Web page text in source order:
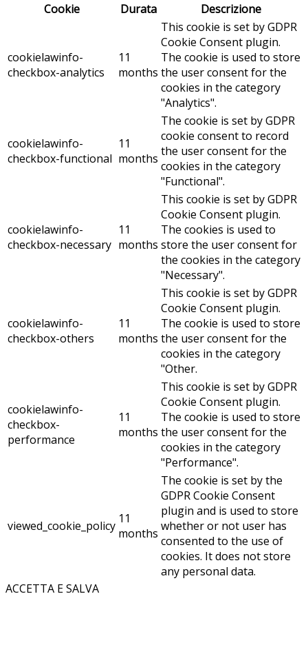
Cookie
Durata Descrizione
cookielawinfo-
checkbox-analytics
11
months
This cookie is set by GDPR
Cookie Consent plugin.
The cookie is used to store
the user consent for the
cookies in the category
"Analytics".
cookielawinfo-
checkbox-functional
11
months
The cookie is set by GDPR
cookie consent to record
the user consent for the
cookies in the category
"Functional".
cookielawinfo-
checkbox-necessary
11
months
This cookie is set by GDPR
Cookie Consent plugin.
The cookies is used to
store the user consent for
the cookies in the category
"Necessary".
cookielawinfo-
checkbox-others
11
months
This cookie is set by GDPR
Cookie Consent plugin.
The cookie is used to store
the user consent for the
cookies in the category
"Other.
cookielawinfo-
checkbox-
performance
11
months
This cookie is set by GDPR
Cookie Consent plugin.
The cookie is used to store
the user consent for the
cookies in the category
"Performance".
viewed_cookie_policy 11
months
The cookie is set by the
GDPR Cookie Consent
plugin and is used to store
whether or not user has
consented to the use of
cookies. It does not store
any personal data.
ACCETTA E SALVA